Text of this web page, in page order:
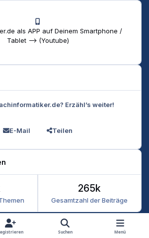
als APP auf Deinem Smartphone /
Tablet --> (Youtube)
Erzähl’s weiter!
E-Mail Teilen
Gesamtzahl der Beiträge
265k
Suchen Menü